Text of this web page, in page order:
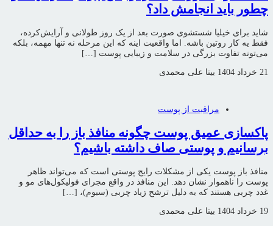
چطور باید انجامش داد؟
شاید برای خیلیا شستشوی صورت بعد از یک روز طولانی و آرایش‌کرده،
فقط یه کار روتین باشه. اما واقعیت اینه که این مرحله نه تنها مهمه، بلکه
می‌تونه تفاوت بزرگی در سلامت و زیبایی پوست […]
21 خرداد 1404 بیتا علی محمدی
مراقبت از پوست
پاکسازی عمیق پوست چگونه منافذ باز را به حداقل
برسانیم و پوستی صاف داشته باشیم؟
منافذ باز پوست یکی از مشکلات رایج پوستی است که می‌تواند ظاهر
پوست را ناهموار نشان دهد. این منافذ در واقع مجرای فولیکول‌های مو و
غدد چربی هستند که به دلیل ترشح زیاد چربی (سبوم)، […]
19 خرداد 1404 بیتا علی محمدی